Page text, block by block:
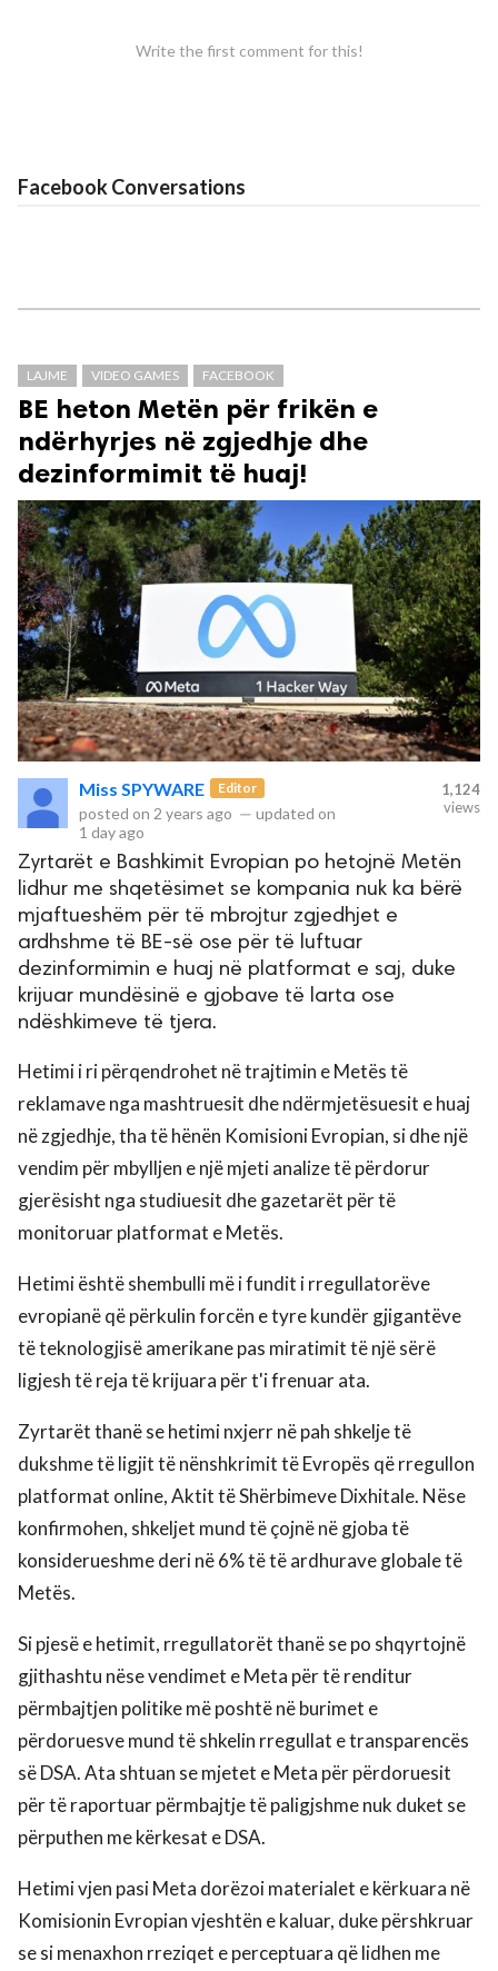
Write the first comment for this!
Facebook Conversations
LAJME VIDEO GAMES FACEBOOK
BE heton Metën për frikën e
ndërhyrjes në zgjedhje dhe
dezinformimit të huaj!
Miss SPYWARE Editor
posted on 2 years ago — updated on
1 day ago
1,124
views
Zyrtarët e Bashkimit Evropian po hetojnë Metën
lidhur me shqetësimet se kompania nuk ka bërë
mjaftueshëm për të mbrojtur zgjedhjet e
ardhshme të BE-së ose për të luftuar
dezinformimin e huaj në platformat e saj, duke
krijuar mundësinë e gjobave të larta ose
ndëshkimeve të tjera.
Hetimi i ri përqendrohet në trajtimin e Metës të
reklamave nga mashtruesit dhe ndërmjetësuesit e huaj
në zgjedhje, tha të hënën Komisioni Evropian, si dhe një
vendim për mbylljen e një mjeti analize të përdorur
gjerësisht nga studiuesit dhe gazetarët për të
monitoruar platformat e Metës.
Hetimi është shembulli më i fundit i rregullatorëve
evropianë që përkulin forcën e tyre kundër gjigantëve
të teknologjisë amerikane pas miratimit të një sërë
ligjesh të reja të krijuara për t'i frenuar ata.
Zyrtarët thanë se hetimi nxjerr në pah shkelje të
dukshme të ligjit të nënshkrimit të Evropës që rregullon
platformat online, Aktit të Shërbimeve Dixhitale. Nëse
konfirmohen, shkeljet mund të çojnë në gjoba të
konsiderueshme deri në 6% të të ardhurave globale të
Metës.
Si pjesë e hetimit, rregullatorët thanë se po shqyrtojnë
gjithashtu nëse vendimet e Meta për të renditur
përmbajtjen politike më poshtë në burimet e
përdoruesve mund të shkelin rregullat e transparencës
së DSA. Ata shtuan se mjetet e Meta për përdoruesit
për të raportuar përmbajtje të paligjshme nuk duket se
përputhen me kërkesat e DSA.
Hetimi vjen pasi Meta dorëzoi materialet e kërkuara në
Komisionin Evropian vjeshtën e kaluar, duke përshkruar
se si menaxhon rreziqet e perceptuara që lidhen me